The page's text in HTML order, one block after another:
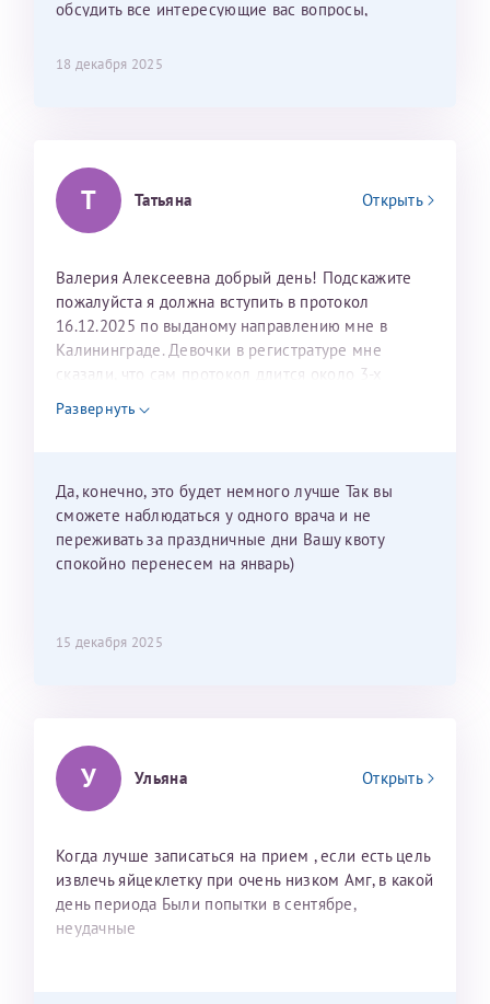
персонал очень вежливый и чуткий, прям приятно
ребёнком, и конечно же только к Ринату
Темирбулатов Ринат Рафаилевич
Репродуктологи
обсудить все интересующие вас вопросы,
18 декабря 2025
Т Татьяна Открыть
Валерия Алексеевна добрый день! Подскажите
пожалуйста я должна вступить в протокол
16.12.2025 по выданому направлению мне в
Калининграде. Девочки в регистратуре мне
сказали, что сам протокол длится около 3-х
недель и 3 недели я должна находится в Питере.
Можно мне новый год провести в Калининграде и
Развернуть
Да, конечно, это будет немного лучше Так вы
сможете наблюдаться у одного врача и не
переживать за праздничные дни Вашу квоту
спокойно перенесем на январь)
15 декабря 2025
У Ульяна Открыть
Когда лучше записаться на прием , если есть цель
извлечь яйцеклетку при очень низком Амг, в какой
день периода Были попытки в сентябре,
неудачные